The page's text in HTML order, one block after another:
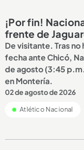
¡Por fin!
frente de
De visitante. Tras
fecha ante Chicó,
de agosto (3:45
en Montería.
02 de agosto de 2026
Atlético Nacional